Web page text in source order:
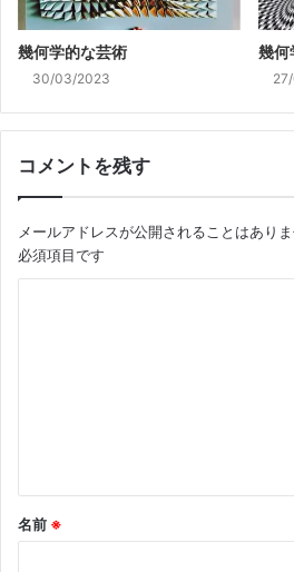
幾何学的な芸術
30/03/2023
幾何
コメントを残す
メールアドレスが公開されることはありま
必須項目です
名前 ※